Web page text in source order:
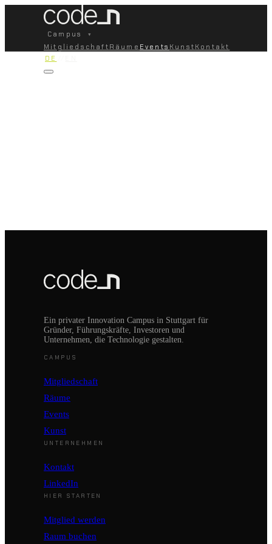
Campus
▾
Mitgliedschaft Räume Events Kunst Kontakt
DE
Ein privater Innovation Campus in Stuttgart für
Gründer, Führungskräfte, Investoren und
Unternehmen, die Technologie gestalten.
CAMPUS
Mitgliedschaft
Räume
Events
Kunst
UNTERNEHMEN
Kontakt
LinkedIn
HIER STARTEN
Mitglied werden
Raum buchen